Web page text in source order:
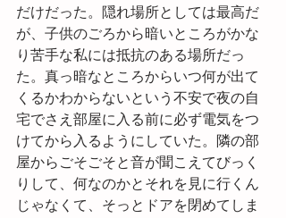
だけだった。隠れ場所としては最高だ
が、子供のごろから暗いところがかな
り苦手な私には抵抗のある場所だっ
た。真っ暗なところからいつ何が出て
くるかわからないという不安で夜の自
宅でさえ部屋に入る前に必ず電気をつ
けてから入るようにしていた。隣の部
屋からごそごそと音が聞こえてびっく
りして、何なのかとそれを見に行くん
じゃなくて、そっとドアを閉めてしま